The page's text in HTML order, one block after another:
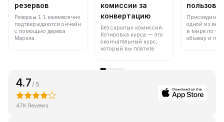
резервов
Резервы 1:1 ежемесячно
подтверждаются ончейн
с помощью дерева
Меркла.
комиссии за
конвертацию
Без скрытых комиссий.
Котировка курса — это
окончательный курс,
который вы платите.
одной из
в мире по
объему и
4.7 / 5
47K Reviews